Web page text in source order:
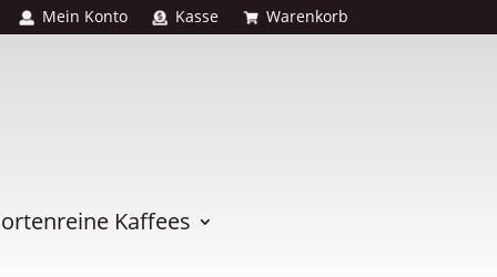
Mein Konto Kasse Warenkorb
Kaffees